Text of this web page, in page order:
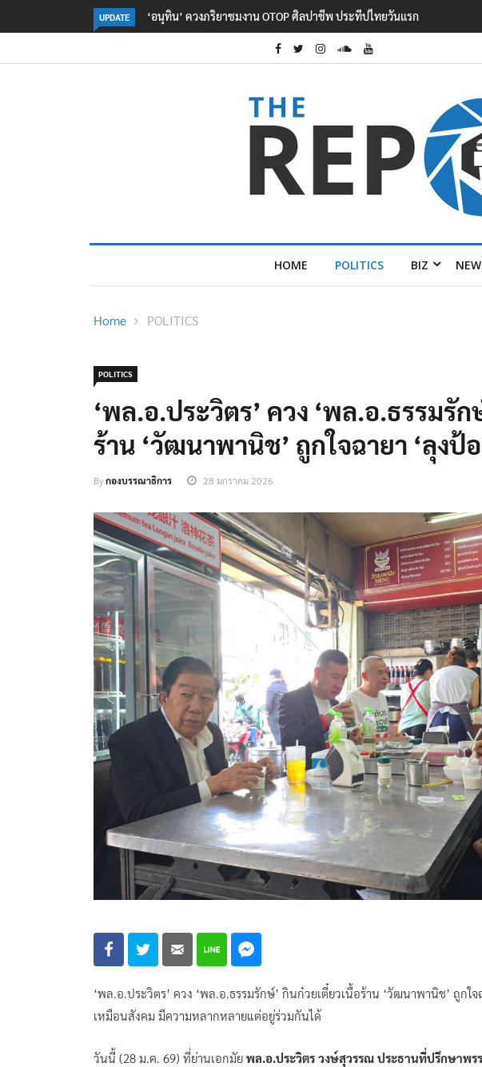
UPDATE ลอรีอัลโชว์ผลประกอบการครึ่งปีแรกโต 6.5% กวาดรายได้ 2.3 หมื่นล้านยูโ
HOME POLITICS BIZ
Home POLITICS
POLITICS
‘พล.อ.ประวิตร’ ควง ‘พล.อ.ธรรมรัก
ร้าน ‘วัฒนาพานิช’ ถูกใจฉายา ‘ลุงป้
Byกองบรรณาธิการ 28 มกราคม 2026
‘พล.อ.ประวิตร’ ควง ‘พล.อ.ธรรมรักษ์’ กินก๋วยเตี๋ยวเนื้อร้าน ‘วัฒนาพานิช’ ถูกใ
เหมือนสังคม มีความหลากหลายแต่อยู่ร่วมกันได้
วันนี้ (28 ม.ค. 69) ที่ย่านเอกมัย พล.อ.ประวิตร วงษ์สุวรรณ ประธานที่ปรึกษาพร